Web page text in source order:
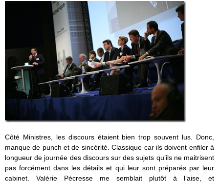
Côté Ministres, les discours étaient bien trop souvent lus. Donc,
manque de punch et de sincérité. Classique car ils doivent enfiler à
longueur de journée des discours sur des sujets qu’ils ne maitrisent
pas forcément dans les détails et qui leur sont préparés par leur
cabinet. Valérie Pécresse me semblait plutôt à l’aise, et